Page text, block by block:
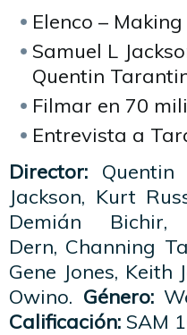
Elenco –
Samuel L
Quentin
Filmar en 70
Entrevista a
Director: Quentin
Jackson, Kurt
Demián
Dern, Channing
Gene Jones,
Owino. Género:
Calificación: SAM